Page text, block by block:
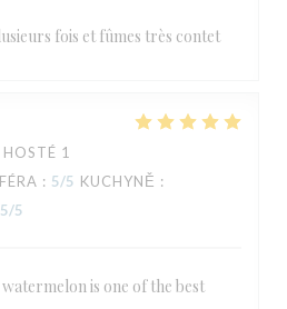
fois et fûmes très contet
1
: 5/5 KUCHYNĚ :
5/5
is one of the best